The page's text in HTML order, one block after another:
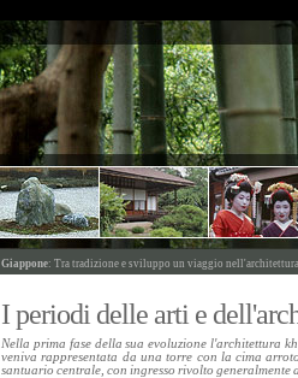
Giappone: Tra tradizione e sviluppo un viaggio
I periodi delle arti e
Nella prima fase della sua evoluzione l'architettura
veniva rappresentata da una torre con la cima
santuario centrale, con ingresso rivolto generalmente